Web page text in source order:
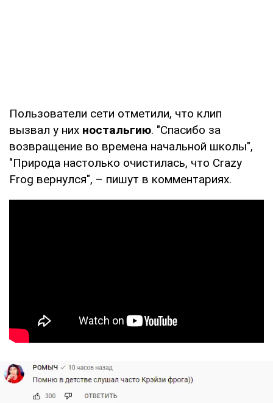
Пользователи сети отметили, что клип
вызвал у них ностальгию. "Спасибо за
возвращение во времена начальной школы",
"Природа настолько очистилась, что Crazy
Frog вернулся", – пишут в комментариях.